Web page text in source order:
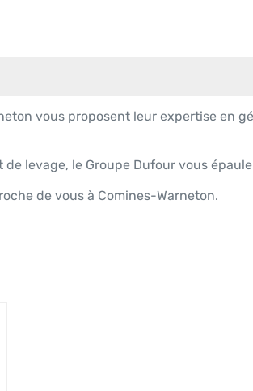
vous proposent leur expertise en
levage, le Groupe Dufour vous
de vous à Comines-Warneton.